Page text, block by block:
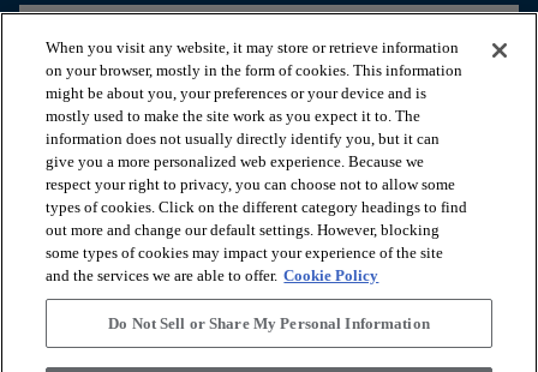
HANDIGE TOOLS
ONZE DIENSTEN
OVER ONS
When you visit any website, it may store or retrieve information
on your browser, mostly in the form of cookies. This information
might be about you, your preferences or your device and is
mostly used to make the site work as you expect it to. The
information does not usually directly identify you, but it can
give you a more personalized web experience. Because we
respect your right to privacy, you can choose not to allow some
types of cookies. Click on the different category headings to find
out more and change our default settings. However, blocking
some types of cookies may impact your experience of the site
and the services we are able to offer. Cookie Policy
Do Not Sell or Share My Personal Information